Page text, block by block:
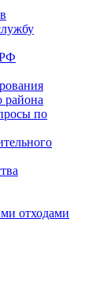
РФ
района
по
отходами